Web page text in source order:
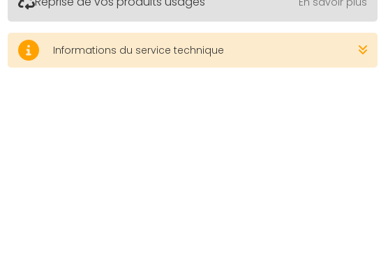
Informations du service technique